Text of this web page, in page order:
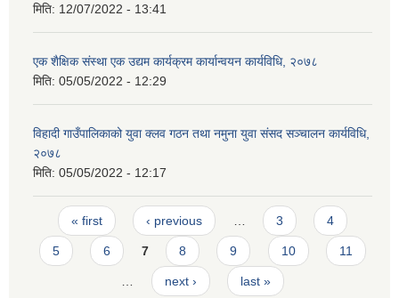
मिति: 12/07/2022 - 13:41
एक शैक्षिक संस्था एक उद्यम कार्यक्रम कार्यान्वयन कार्यविधि, २०७८
मिति: 05/05/2022 - 12:29
विहादी गाउँपालिकाको युवा क्लव गठन तथा नमुना युवा संसद सञ्चालन कार्यविधि,
२०७८
मिति: 05/05/2022 - 12:17
Pages
« first ‹ previous … 3 4
5 6 7 8 9 10 11
… next › last »